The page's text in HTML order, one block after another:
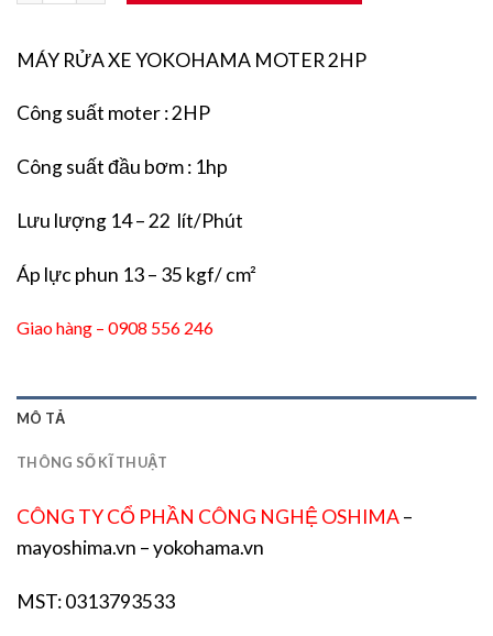
MÁY RỬA XE YOKOHAMA MOTER 2HP
Công suất moter : 2HP
Công suất đầu bơm : 1hp
Lưu lượng 14 – 22 lít/Phút
Áp lực phun 13 – 35 kgf/ cm²
Giao hàng – 0908 556 246
MÔ TẢ
THÔNG SỐ KĨ THUẬT
CÔNG TY CỔ PHẦN CÔNG NGHỆ OSHIMA–
mayoshima.vn – yokohama.vn
MST: 0313793533